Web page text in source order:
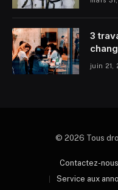
3
juin 21,
© 2026 Tous
Contactez-nous
Service aux